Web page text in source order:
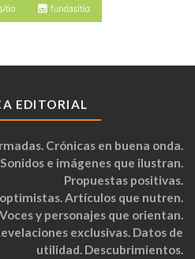
EDITORIAL
Crónicas en buena onda.
Sonidos e imágenes que ilustran.
Propuestas positivas.
Artículos que nutren.
Voces y personajes que orientan.
exclusivas. Datos de
utilidad. Descubrimientos.